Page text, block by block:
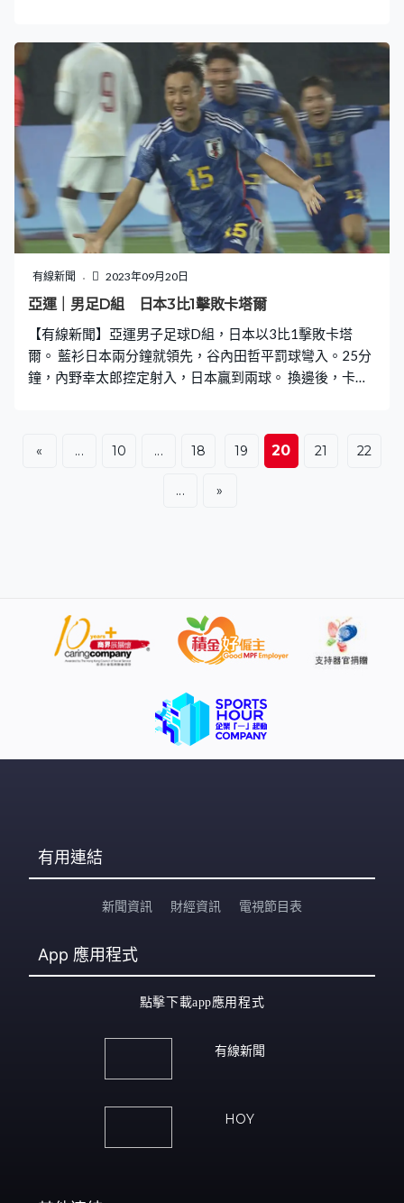
有線新聞 2023年09月20日
亞運｜男足D組 日本3比1擊敗卡塔爾
【有線新聞】亞運男子足球D組，日本以3比1擊敗卡塔
爾。 藍衫日本兩分鐘就領先，谷內田哲平罰球彎入。25分
鐘，內野幸太郎控定射入，日本贏到兩球。 換邊後，卡塔
«
... 10 ... 18 19 20 21 22
... »
有用連結
新聞資訊 財經資訊 電視節目表
App 應用程式
點擊下載app應用程式
有線新聞
HOY